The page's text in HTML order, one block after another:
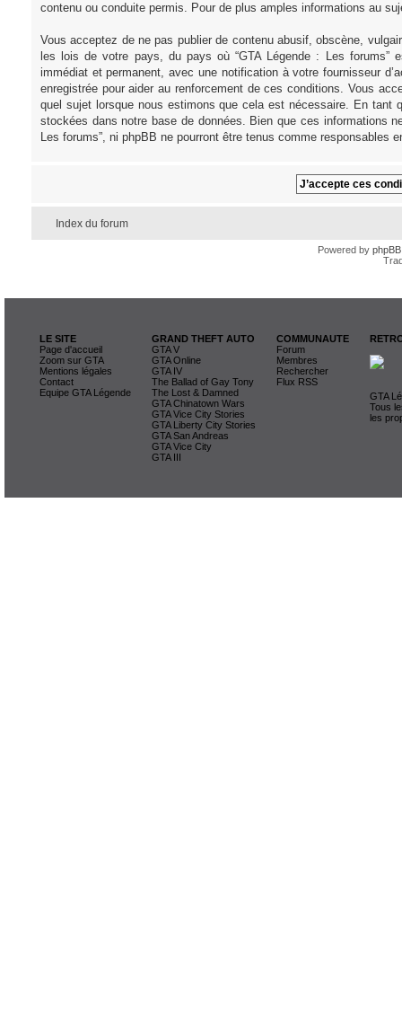
contenu ou conduite permis. Pour de plus amples informations au
Vous acceptez de ne pas publier de contenu abusif, obscène,
les lois de votre pays, du pays où “GTA Légende : Les
immédiat et permanent, avec une notification à votre fournisseur
enregistrée pour aider au renforcement de ces conditions. Vous
quel sujet lorsque nous estimons que cela est nécessaire. En tant
stockées dans notre base de données. Bien que ces informations
Les forums”, ni phpBB ne pourront être tenus comme
Index du forum
Powered by phpBB
LE SITE
Page d'accueil
Zoom sur GTA
Mentions légales
Contact
Equipe GTA Légende
GRAND THEFT AUTO
GTA V
GTA Online
GTA IV
The Ballad of Gay Tony
The Lost & Damned
GTA Chinatown Wars
GTA Vice City Stories
GTA Liberty City Stories
GTA San Andreas
GTA Vice City
GTA III
COMMUNAUTE
Forum
Membres
Rechercher
Flux RSS
GTA
Tous
les